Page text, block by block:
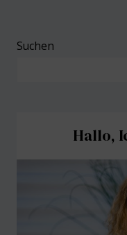
Suchen
Hallo,